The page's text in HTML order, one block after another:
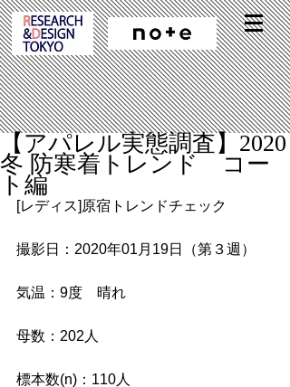
【アパレル実態調査】2020
冬 防寒着トレンド コー
ト編
[レディス]原宿トレンドチェック
撮影日：2020年01月19日（第３週）
気温：9度　晴れ
母数：202人
標本数(n)：110人